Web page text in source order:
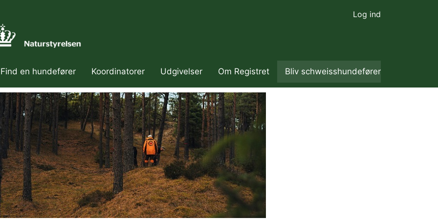
Log ind
navigation
Find en hundefører Koordinatorer Udgivelser Om Registret Bliv schweisshundefører